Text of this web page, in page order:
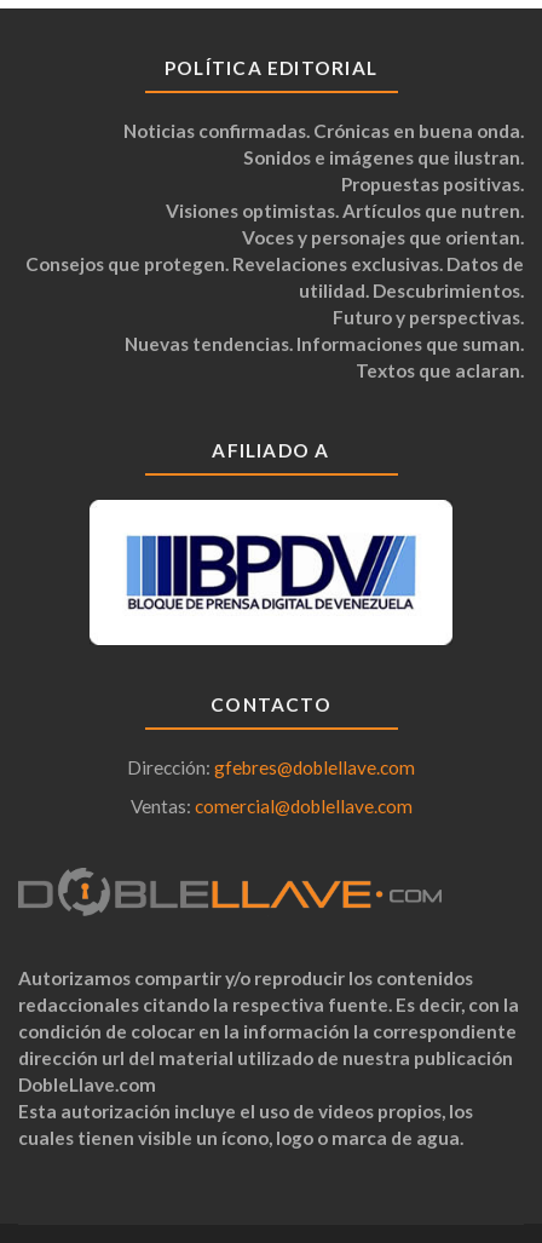
POLÍTICA EDITORIAL
Noticias confirmadas. Crónicas en buena onda.
Sonidos e imágenes que ilustran.
Propuestas positivas.
Visiones optimistas. Artículos que nutren.
Voces y personajes que orientan.
Consejos que protegen. Revelaciones exclusivas. Datos de
utilidad. Descubrimientos.
Futuro y perspectivas.
Nuevas tendencias. Informaciones que suman.
Textos que aclaran.
AFILIADO A
CONTACTO
Dirección: gfebres@doblellave.com
Ventas: comercial@doblellave.com
Autorizamos compartir y/o reproducir los contenidos
redaccionales citando la respectiva fuente. Es decir, con la
condición de colocar en la información la correspondiente
dirección url del material utilizado de nuestra publicación
DobleLlave.com
Esta autorización incluye el uso de videos propios, los
cuales tienen visible un ícono, logo o marca de agua.